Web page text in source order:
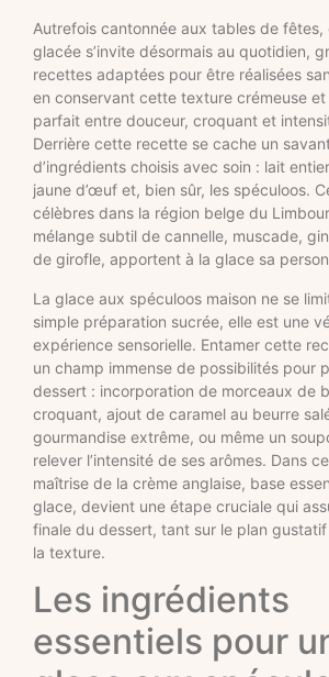
Autrefois cantonnée aux tables de
glacée s’invite désormais au quotidien,
recettes adaptées pour être réalisées
en conservant cette texture crémeuse
parfait entre douceur, croquant et
Derrière cette recette se cache un
d’ingrédients choisis avec soin : lait
jaune d’œuf et, bien sûr, les spéculoos.
célèbres dans la région belge du
mélange subtil de cannelle, muscade,
de girofle, apportent à la glace sa
La glace aux spéculoos maison ne se
simple préparation sucrée, elle est une
expérience sensorielle. Entamer cette
un champ immense de possibilités pour
dessert : incorporation de morceaux de
croquant, ajout de caramel au beurre
gourmandise extrême, ou même un
relever l’intensité de ses arômes. Dans
maîtrise de la crème anglaise, base
glace, devient une étape cruciale qui
finale du dessert, tant sur le plan
la texture.
Les ingrédients
essentiels pour